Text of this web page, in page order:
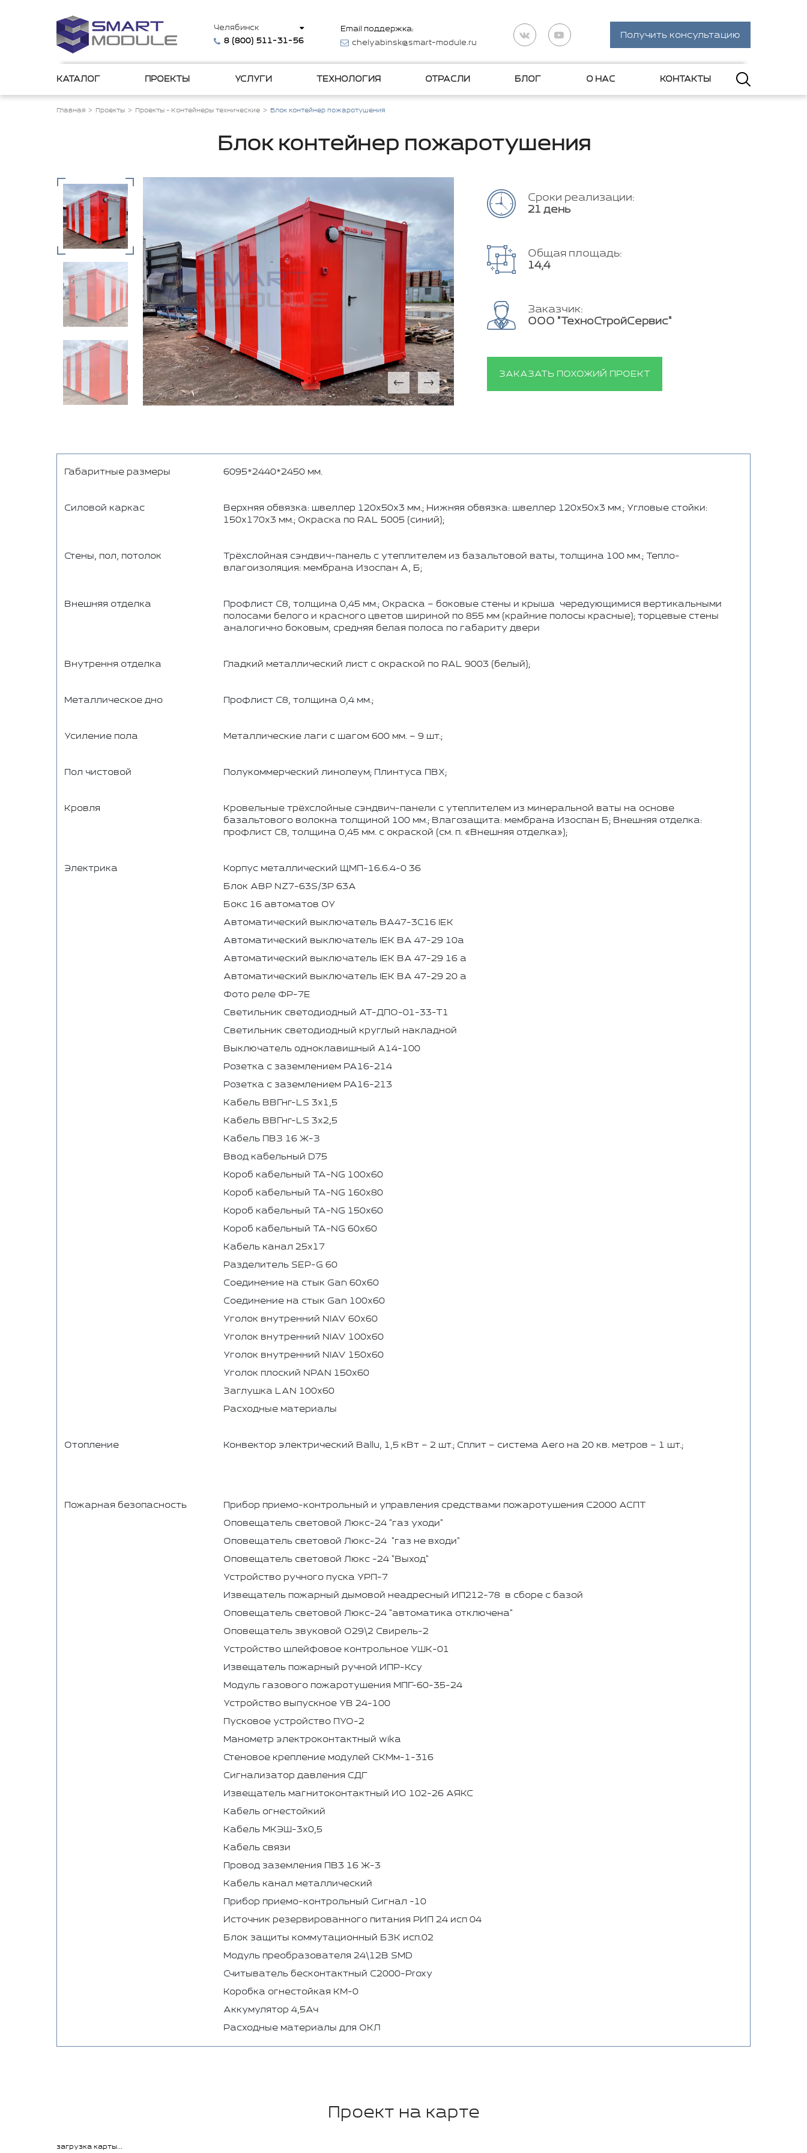
Челябинск
8 (800) 511-31-56
Email поддержка:
chelyabinsk@smart-module.ru
Получить консультацию
КАТАЛОГ ПРОЕКТЫ УСЛУГИ ТЕХНОЛОГИЯ ОТРАСЛИ БЛОГ О НАС КОНТАКТЫ
Главная Проекты Проекты - Контейнеры технические Блок контейнер пожаротушения
Блок контейнер пожаротушения
Сроки реализации:
21 день
Общая площадь:
14,4
Заказчик:
ООО "ТехноСтройСервис"
ЗАКАЗАТЬ ПОХОЖИЙ ПРОЕКТ
Габаритные размеры 6095*2440*2450 мм.
Силовой каркас
Верхняя обвязка: швеллер 120х50х3 мм.; Нижняя обвязка: швеллер 120х50х3 мм.; Угловые стойки:
150х170х3 мм.; Окраска по RAL 5005 (синий);
Стены, пол, потолок
Трёхслойная сэндвич-панель с утеплителем из базальтовой ваты, толщина 100 мм.; Тепло-
влагоизоляция: мембрана Изоспан А, Б;
Внешняя отделка
Профлист C8, толщина 0,45 мм.; Окраска – боковые стены и крыша чередующимися вертикальными
полосами белого и красного цветов шириной по 855 мм (крайние полосы красные); торцевые стены
аналогично боковым, средняя белая полоса по габариту двери
Внутрення отделка Гладкий металлический лист с окраской по RAL 9003 (белый);
Металлическое дно Профлист C8, толщина 0,4 мм.;
Усиление пола Металлические лаги с шагом 600 мм. – 9 шт.;
Пол чистовой Полукоммерческий линолеум; Плинтуса ПВХ;
Кровля
Кровельные трёхслойные сэндвич-панели с утеплителем из минеральной ваты на основе
базальтового волокна толщиной 100 мм.; Влагозащита: мембрана Изоспан Б; Внешняя отделка:
профлист C8, толщина 0,45 мм. с окраской (см. п. «Внешняя отделка»);
Электрика
Корпус металлический ЩМП-16.6.4-0 36
Блок АВР NZ7-63S/3P 63А
Бокс 16 автоматов ОУ
Автоматический выключатель BA47-3C16 IEK
Автоматический выключатель IEK ВА 47-29 10а
Автоматический выключатель IEK ВА 47-29 16 а
Автоматический выключатель IEK ВА 47-29 20 а
Фото реле ФР-7Е
Светильник светодиодный АТ-ДПО-01-33-Т1
Светильник светодиодный круглый накладной
Выключатель одноклавишный А14-100
Розетка с заземлением PA16-214
Розетка с заземлением PA16-213
Кабель ВВГнг-LS 3х1,5
Кабель ВВГнг-LS 3х2,5
Кабель ПВЗ 16 Ж-З
Ввод кабельный D75
Короб кабельный TA-NG 100х60
Короб кабельный TA-NG 160х80
Короб кабельный TA-NG 150х60
Короб кабельный TA-NG 60х60
Кабель канал 25х17
Разделитель SEP-G 60
Соединение на стык Gan 60x60
Соединение на стык Gan 100x60
Уголок внутренний NIAV 60x60
Уголок внутренний NIAV 100x60
Уголок внутренний NIAV 150x60
Уголок плоский NPAN 150x60
Заглушка LAN 100x60
Расходные материалы
Отопление Конвектор электрический Ballu, 1,5 кВт – 2 шт.; Сплит – система Aero на 20 кв. метров – 1 шт.;
Пожарная безопасность
Прибор приемо-контрольный и управления средствами пожаротушения С2000 АСПТ
Оповещатель световой Люкс-24 "газ уходи"
Оповещатель световой Люкс-24 "газ не входи"
Оповещатель световой Люкс -24 "Выход"
Устройство ручного пуска УРП-7
Извещатель пожарный дымовой неадресный ИП212-78 в сборе с базой
Оповещатель световой Люкс-24 "автоматика отключена"
Оповещатель звуковой О29\2 Свирель-2
Устройство шлейфовое контрольное УШК-01
Извещатель пожарный ручной ИПР-Ксу
Модуль газового пожаротушения МПГ-60-35-24
Устройство выпускное УВ 24-100
Пусковое устройство ПУО-2
Манометр электроконтактный wika
Стеновое крепление модулей СКМм-1-316
Сигнализатор давления СДГ
Извещатель магнитоконтактный ИО 102-26 АЯКС
Кабель огнестойкий
Кабель МКЭШ-3х0,5
Кабель связи
Провод заземления ПВ3 16 Ж-3
Кабель канал металлический
Прибор приемо-контрольный Сигнал -10
Источник резервированного питания РИП 24 исп 04
Блок защиты коммутационный БЗК исп.02
Модуль преобразователя 24\12В SMD
Считыватель бесконтактный C2000-Proxy
Коробка огнестойкая КМ-0
Аккумулятор 4,5Ач
Расходные материалы для ОКЛ
Проект на карте
загрузка карты...